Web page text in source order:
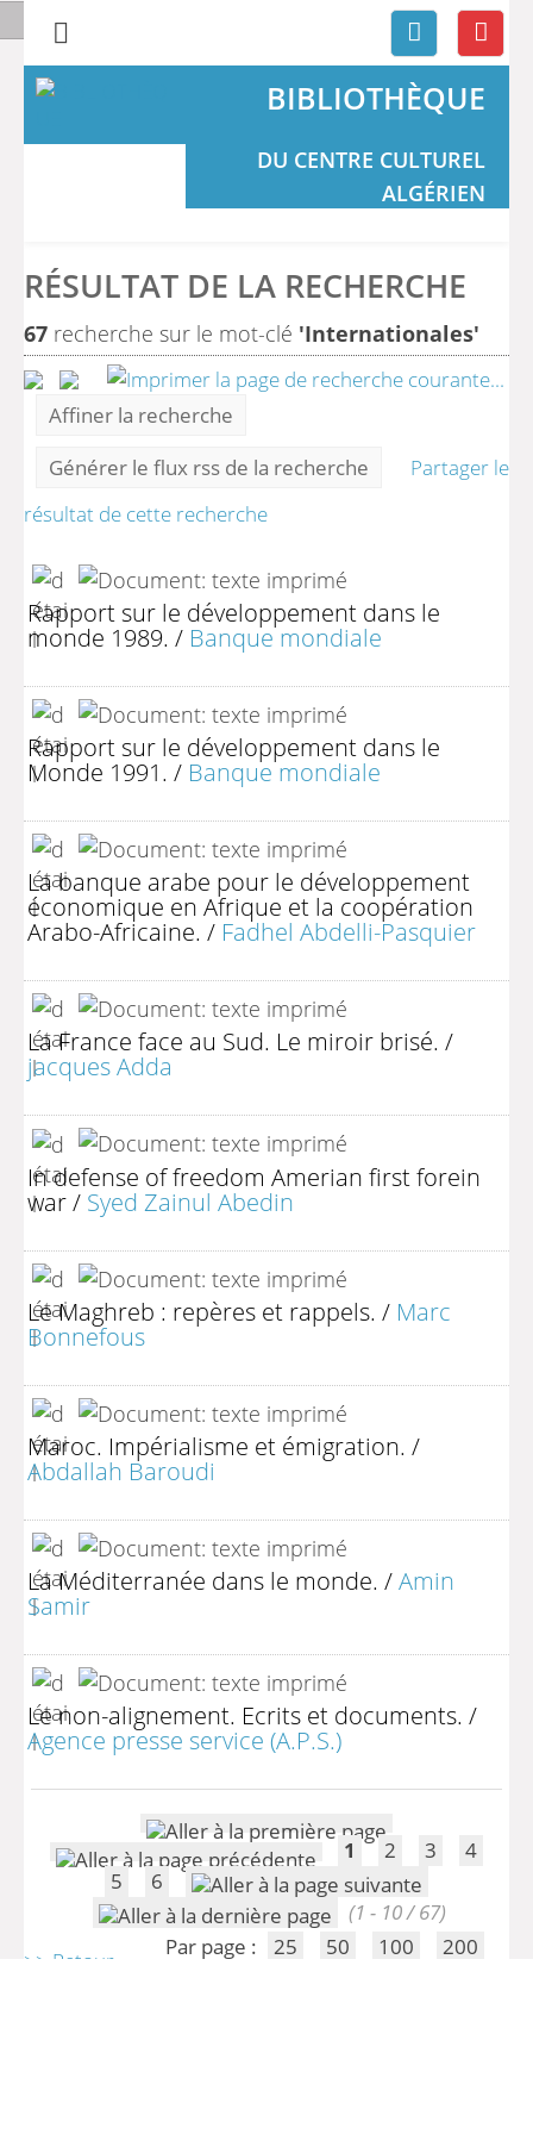
BIBLIOTHÈQUE
DU CENTRE CULTUREL
ALGÉRIEN
RÉSULTAT DE LA RECHERCHE
67 recherche sur le mot-clé 'Internationales'
Affiner la recherche
Générer le flux rss de la recherche
Partager le
résultat de cette recherche
Rapport sur le développement dans le
monde 1989. / Banque mondiale
Rapport sur le développement dans le
Monde 1991. / Banque mondiale
La banque arabe pour le développement
économique en Afrique et la coopération
Arabo-Africaine. / Fadhel Abdelli-Pasquier
La France face au Sud. Le miroir brisé. /
jacques Adda
In defense of freedom Amerian first forein
war/ Syed Zainul Abedin
Le Maghreb : repères et rappels. / Marc
Bonnefous
Maroc. Impérialisme et émigration. /
Abdallah Baroudi
La Méditerranée dans le monde. /Amin
Samir
Le non-alignement. Ecrits et documents. /
Agence presse service (A.P.S.)
1 2 3
4
5
6
(1 - 10 / 67)
Par page :
25 50 100 200
>> Retour